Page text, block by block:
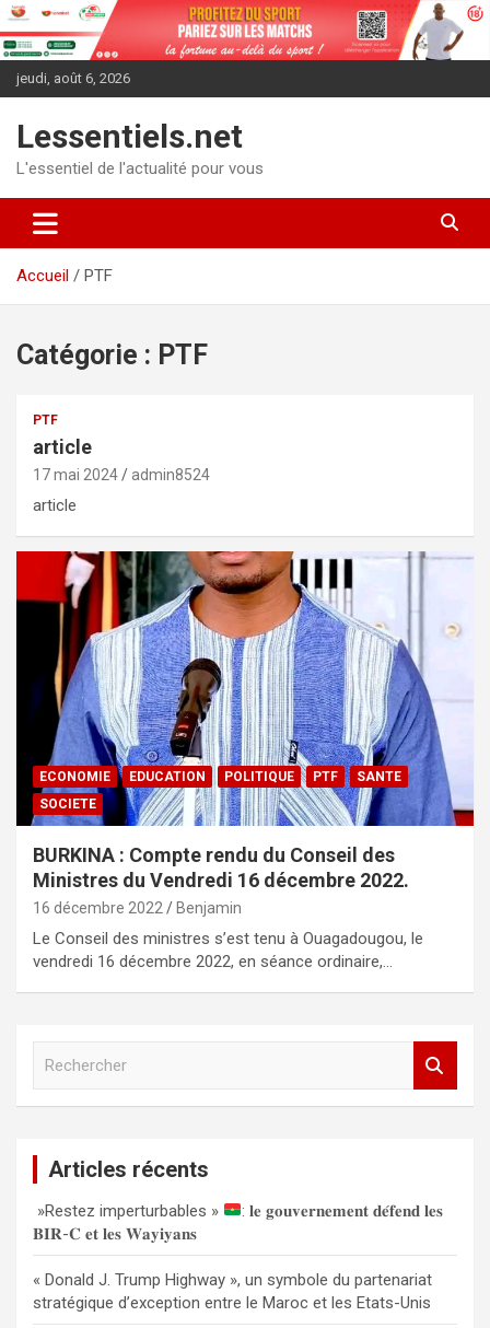
Aller
au
contenu
jeudi, août 6, 2026
Lessentiels.net
L'essentiel de l'actualité pour vous
Accueil PTF
Catégorie : PTF
PTF
article
17 mai 2024 admin8524
article
ECONOMIE EDUCATION POLITIQUE PTF
SANTE
SOCIETE
BURKINA : Compte rendu du Conseil des
Ministres du Vendredi 16 décembre 2022.
16 décembre 2022 Benjamin
Le Conseil des ministres s’est tenu à Ouagadougou, le
vendredi 16 décembre 2022, en séance ordinaire,…
c
h
e
r
Articles récents
»Restez imperturbables »
: 𝐥𝐞 𝐠𝐨𝐮𝐯𝐞𝐫𝐧𝐞𝐦𝐞𝐧𝐭 𝐝𝐞́𝐟𝐞𝐧𝐝 𝐥𝐞𝐬
𝐁𝐈𝐑-𝐂 𝐞𝐭 𝐥𝐞𝐬 𝐖𝐚𝐲𝐢𝐲𝐚𝐧𝐬
« Donald J. Trump Highway », un symbole du partenariat
stratégique d’exception entre le Maroc et les Etats-Unis